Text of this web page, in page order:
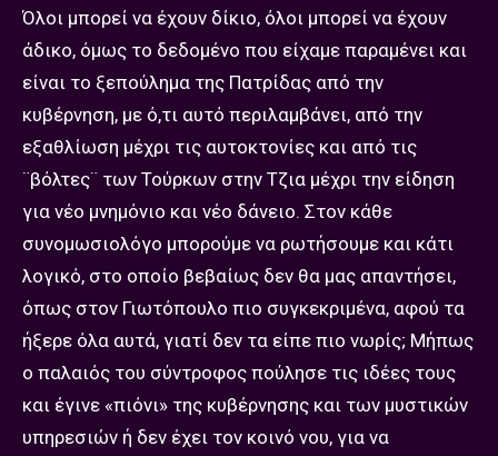
Όλοι μπορεί να έχουν δίκιο, όλοι μπορεί να έχουν
άδικο, όμως το δεδομένο που είχαμε παραμένει και
είναι το ξεπούλημα της Πατρίδας από την
κυβέρνηση, με ό,τι αυτό περιλαμβάνει, από την
εξαθλίωση μέχρι τις αυτοκτονίες και από τις
¨βόλτες¨ των Τούρκων στην Τζια μέχρι την είδηση
για νέο μνημόνιο και νέο δάνειο. Στον κάθε
συνομωσιολόγο μπορούμε να ρωτήσουμε και κάτι
λογικό, στο οποίο βεβαίως δεν θα μας απαντήσει,
όπως στον Γιωτόπουλο πιο συγκεκριμένα, αφού τα
ήξερε όλα αυτά, γιατί δεν τα είπε πιο νωρίς; Μήπως
ο παλαιός του σύντροφος πούλησε τις ιδέες τους
και έγινε «πιόνι» της κυβέρνησης και των μυστικών
υπηρεσιών ή δεν έχει τον κοινό νου, για να